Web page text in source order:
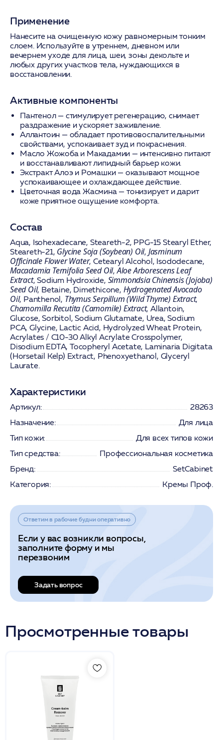
Применение
Нанесите на очищенную кожу равномерным тонким
слоем. Используйте в утреннем, дневном или
вечернем уходе для лица, шеи, зоны декольте и
любых других участков тела, нуждающихся в
восстановлении.
Активные компоненты
Пантенол— стимулирует регенерацию, снимает
раздражение и ускоряет заживление.
Аллантоин — обладает противовоспалительными
свойствами, успокаивает зуд и покраснения.
Масло Жожоба и Макадамии — интенсивно питают
и восстанавливают липидный барьер кожи.
Экстракт Алоэ и Ромашки— оказывают мощное
успокаивающее и охлаждающее действие.
Цветочная вода Жасмина— тонизирует и дарит
коже приятное ощущение комфорта.
Состав
Aqua, Isohexadecane, Steareth-2, PPG-15 Stearyl Ether,
Steareth-21, Glycine Soja (Soybean) Oil, Jasminum
Officinale Flower Water, Cetearyl Alcohol, Isododecane,
Macadamia Ternifolia Seed Oil,Aloe Arborescens Leaf
Extract, Sodium Hydroxide, Simmondsia Chinensis (Jojoba)
Seed Oil, Betaine, Dimethicone, Hydrogenated Avocado
Oil, Panthenol, Thymus Serpillum (Wild Thyme) Extract,
Chamomilla Recutita (Camomile) Extract,Allantoin,
Glucose, Sorbitol, Sodium Glutamate, Urea, Sodium
PCA, Glycine, Lactic Acid, Hydrolyzed Wheat Protein,
Acrylates / C10-30 Alkyl Acrylate Crosspolymer,
Disodium EDTA, Tocopheryl Acetate, Laminaria Digitata
(Horsetail Kelp) Extract, Phenoxyethanol, Glyceryl
Laurate.
Характеристики
Артикул:
28263
Назначение:
Для лица
Тип кожи:
Для всех типов кожи
Тип средства:
Профессиональная косметика
Бренд:
SetCabinet
Категория:
Кремы Проф.
Ответим в рабочие будни оперативно
Если у вас возникли вопросы,
заполните форму и мы
перезвоним
Задать вопрос
Просмотренные товары